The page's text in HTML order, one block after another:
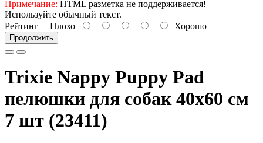
Примечание: HTML разметка не поддерживается!
Используйте обычный текст.
Рейтинг Плохо Хорошо
Продолжить
Trixie Nappy Puppy Pad
пелюшки для собак 40х60 см
7 шт (23411)